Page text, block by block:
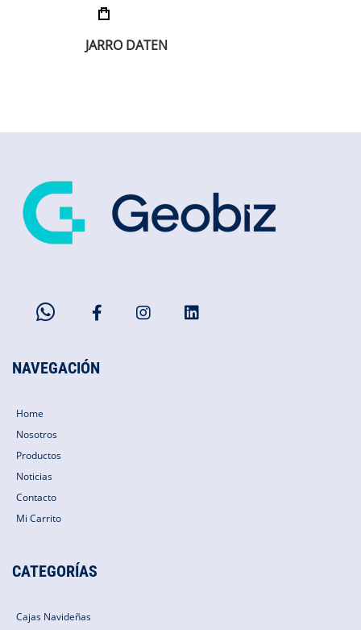
JARRO DATEN
NAVEGACIÓN
Home
Nosotros
Productos
Noticias
Contacto
Mi Carrito
CATEGORÍAS
Cajas Navideñas